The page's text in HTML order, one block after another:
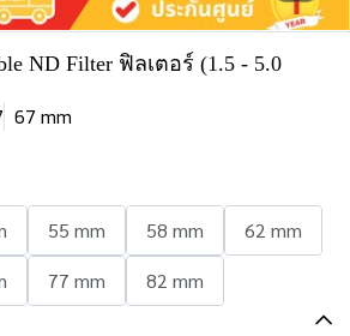
ND Filter ฟิลเตอร์ (1.5 - 5.0
67 mm
55 mm 58 mm
62 mm
77 mm 82 mm